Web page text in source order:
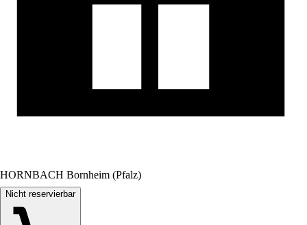
HORNBACH Bornheim (Pfalz)
Nicht reservierbar